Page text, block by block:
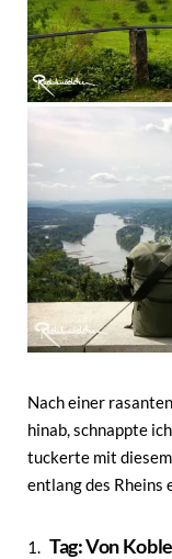
Nach einer
hinab, schnappte
tuckerte mit
entlang des Rheins
Tag: Von